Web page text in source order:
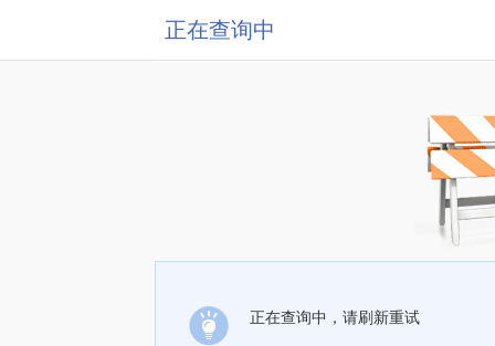
正在查询中
正在查询中，请刷新重试